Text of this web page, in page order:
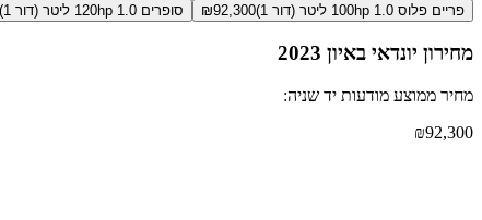
פריים פלוס 100hp 1.0 ליטר (דור 1) ₪92,300 סופרים 120hp 1.0 ליטר (דור 1)
מחירון יונדאי באיון 2023
מחיר ממוצע מודעות יד שניה:
₪92,300